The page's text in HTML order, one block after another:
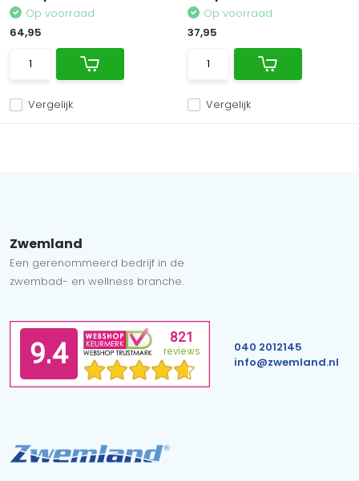
Vergelijk
Op voorraad
64,95
Vergelijk
Op voorraad
37,95
Zwemland
Een gerenommeerd bedrijf in de
zwembad- en wellness branche.
040 2012145
info@zwemland.nl